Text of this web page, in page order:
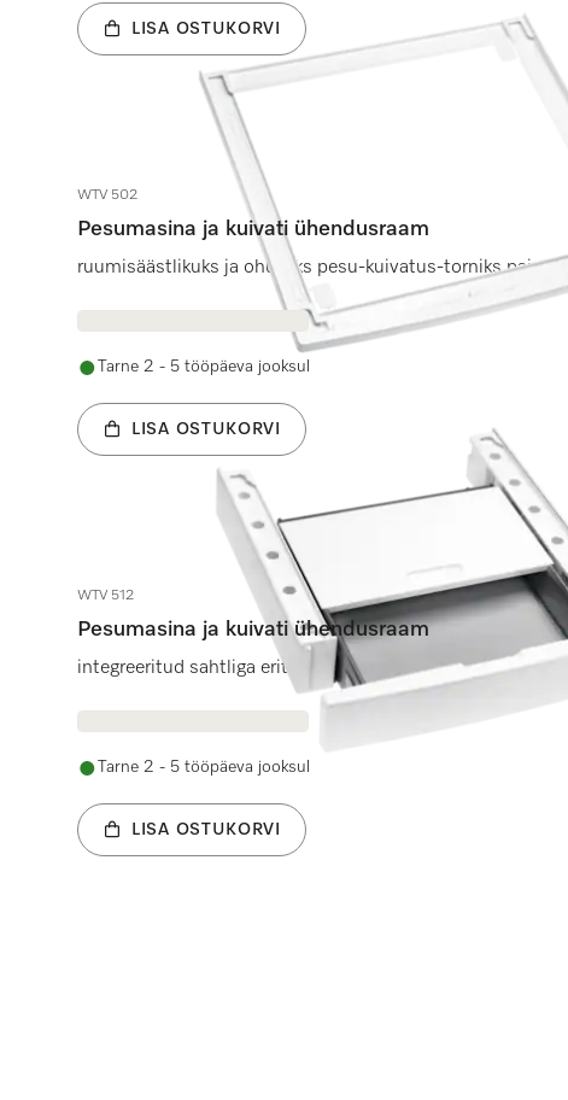
LISA OSTUKORVI
WTV 502
Pesumasina ja kuivati ühendusraam
ruumisäästlikuks ja ohutuks pesu-kuivatus-torniks
Tarne 2 - 5 tööpäeva jooksul
LISA OSTUKORVI
WTV 512
Pesumasina ja kuivati ühendusraam
integreeritud sahtliga eriti mugava pesumasina-kuivati
Tarne 2 - 5 tööpäeva jooksul
LISA OSTUKORVI